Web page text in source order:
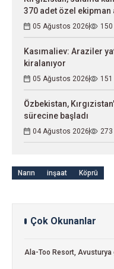
370 adet özel ekipman
05 Ağustos 2026 150
Kasımaliev: Araziler
kiralanıyor
05 Ağustos 2026 151
Özbekistan,
sürecine başladı
04 Ağustos 2026 273
Narın inşaat Köprü
Çok Okunanlar
Ala-Too Resort,